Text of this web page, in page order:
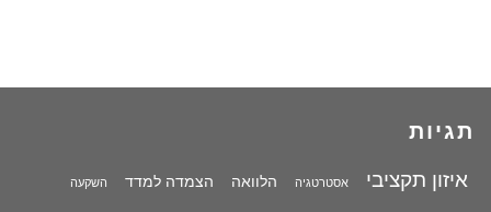
תגיות
איזון תקציבי אסטרטגיה הלוואה הצמדה למדד השקעה